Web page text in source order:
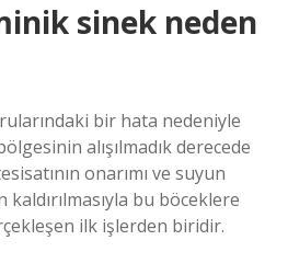
sinek neden
bir hata nedeniyle
alışılmadık derecede
onarımı ve suyun
bu böceklere
ilk işlerden biridir.